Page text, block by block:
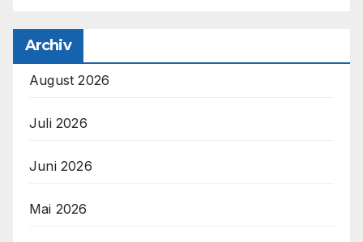
Archiv
August 2026
Juli 2026
Juni 2026
Mai 2026